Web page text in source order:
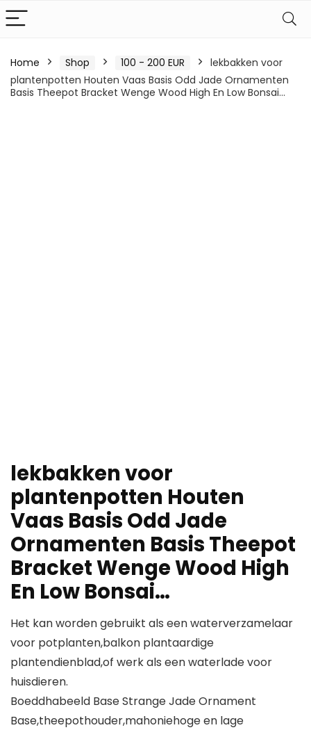
Home Shop 100 - 200 EUR
lekbakken voor
plantenpotten Houten Vaas Basis Odd Jade Ornamenten
Basis Theepot Bracket Wenge Wood High En Low Bonsai…
lekbakken voor
plantenpotten Houten
Vaas Basis Odd Jade
Ornamenten Basis Theepot
Bracket Wenge Wood High
En Low Bonsai…
Het kan worden gebruikt als een waterverzamelaar
voor potplanten,balkon plantaardige
plantendienblad,of werk als een waterlade voor
huisdieren.
Boeddhabeeld Base Strange Jade Ornament
Base,theepothouder,mahoniehoge en lage